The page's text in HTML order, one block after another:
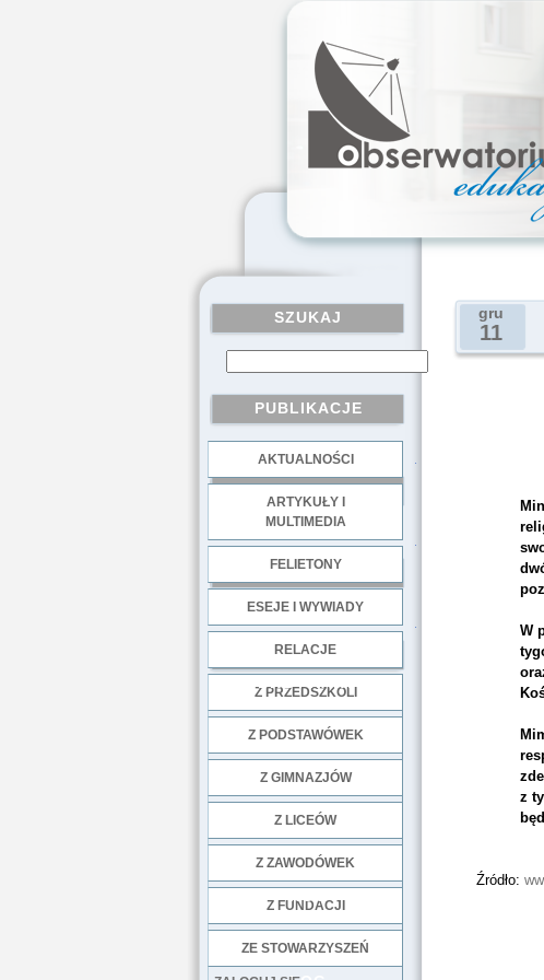
SZUKAJ
PUBLIKACJE
AKTUALNOŚCI
ARTYKUŁY I
MULTIMEDIA
FELIETONY
ESEJE I WYWIADY
RELACJE
Z PRZEDSZKOLI
Z PODSTAWÓWEK
Z GIMNAZJÓW
Z LICEÓW
Z ZAWODÓWEK
Z FUNDACJI
ZE STOWARZYSZEŃ
gru
11
W
z
Źródło: